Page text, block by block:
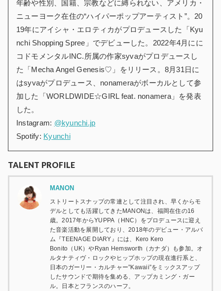
年齢や性別、国籍、宗教などに縛られない、アメリカ・
ニューヨーク在住の“ハイパーポップアーティスト”。20
19年にアイシャ・エロティカがプロデュースした「Kyu
nchi Shopping Spree」でデビューした。2022年4月にに
コドモメンタルINC.所属の作家syvaがプロデュースし
た「Mecha Angel Genesis♡」をリリース。8月31日に
はsyvaがプロデュース、nonameraがボーカルとして参
加した「WORLDWIDE☆GIRL feat. nonamera」を発表
した。
Instagram: @kyunchi.jp
Spotify: Kyunchi
TALENT PROFILE
MANON
ストリートスナップの常連として注目され、早くからモ
デルとしても活躍してきたMANONは、福岡在住の16
歳。2017年からYUPPA（HNC）をプロデュースに迎え
た音楽活動を展開しており、2018年のデビュー・アルバ
ム『TEENAGE DIARY』には、Kero Kero
Bonito（UK）やRyan Hemsworth（カナダ）も参加。オ
ルタナティヴ・ロックやヒップホップの現在進行系と、
日本のガーリー・カルチャー”Kawaii”をミックスアップ
したサウンドで期待を集める、アップカミング・ガー
ル。日本とフランスのハーフ。